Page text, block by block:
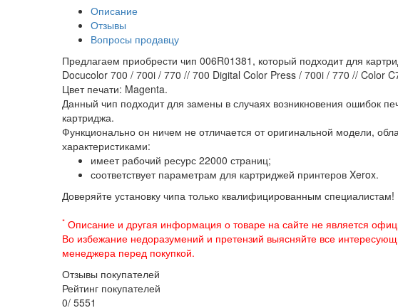
Описание
Отзывы
Вопросы продавцу
Предлагаем приобрести чип 006R01381, который подходит для
Docucolor 700 / 700i / 770 // 700 Digital Color Press / 700i / 770 // Color
Цвет печати: Magenta.
Данный чип подходит для замены в случаях возникновения ошибок
картриджа.
Функционально он ничем не отличается от оригинальной модели,
характеристиками:
имеет рабочий ресурс 22000 страниц;
соответствует параметрам для картриджей принтеров Xerox.
Доверяйте установку чипа только квалифицированным специалистам!
* Описание и другая информация о товаре на сайте не является
Во избежание недоразумений и претензий выясняйте все
менеджера перед покупкой.
Отзывы покупателей
Рейтинг покупателей
0/ 5551